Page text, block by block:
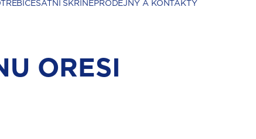
ŠATNÍ SKŘÍNĚPRODEJNY A KONTAKTY
ORESI